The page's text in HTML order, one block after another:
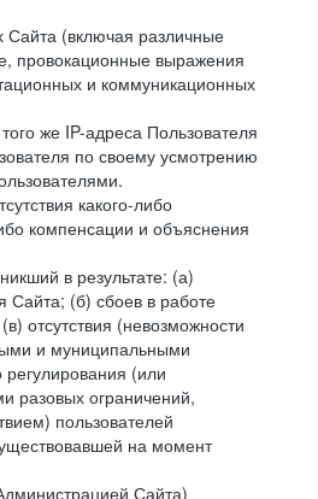
(включая различные
провокационные выражения
и коммуникационных
же IP-адреса Пользователя
по своему усмотрению
какого-либо
компенсации и объяснения
в результате: (а)
Сайта; (б) сбоев в работе
отсутствия (невозможности
и муниципальными
(или
разовых ограничений,
пользователей
на момент
Сайта)